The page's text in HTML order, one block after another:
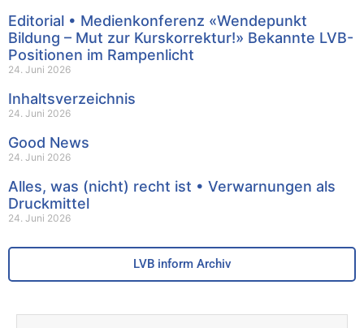
Editorial • Medienkonferenz «Wendepunkt
Bildung – Mut zur Kurskorrektur!» Bekannte LVB-
Positionen im Rampenlicht
24. Juni 2026
Inhaltsverzeichnis
24. Juni 2026
Good News
24. Juni 2026
Alles, was (nicht) recht ist • Verwarnungen als
Druckmittel
24. Juni 2026
LVB inform Archiv